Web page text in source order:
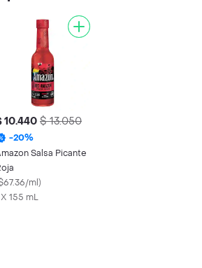
10.440 $ 13.050
-20%
Salsa Picante
ml)
X 155 mL